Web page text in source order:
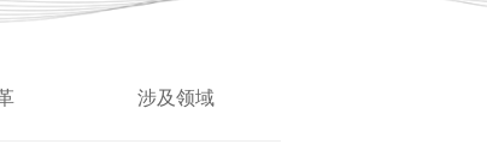
涉及领域